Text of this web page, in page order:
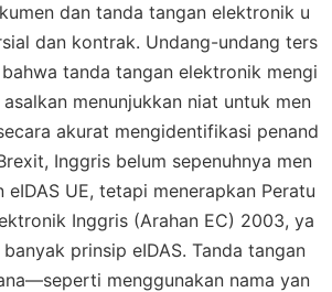
dan tanda tangan elektronik u
dan kontrak. Undang-undang ters
tanda tangan elektronik mengi
menunjukkan niat untuk men
akurat mengidentifikasi penand
Inggris belum sepenuhnya men
UE, tetapi menerapkan Peratu
Inggris (Arahan EC) 2003, ya
prinsip eIDAS. Tanda tangan
menggunakan nama yan